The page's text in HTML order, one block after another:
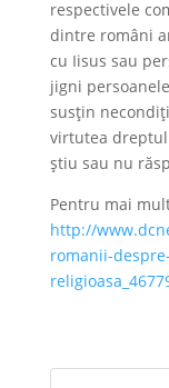
respectivele
dintre români
cu Iisus sau
jigni
susțin
virtutea
știu sau nu
Pentru mai
http://
romanii-